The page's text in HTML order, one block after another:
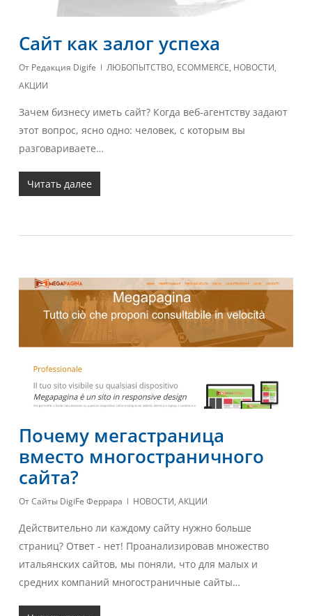
Сайт как залог успеха
От Редакция Digife ЛЮБОПЫТСТВО, ECOMMERCE, НОВОСТИ,
АКЦИИ
Зачем бизнесу иметь сайт? Когда веб-агентству задают
этот вопрос, ясно одно: человек, с которым вы
разговариваете…
Читать далее
Почему мегастраница
вместо многостраничного
сайта?
ОтСайты DigiFe Феррара НОВОСТИ, АКЦИИ
Действительно ли каждому сайту нужно больше
страниц? Ответ - нет! Проанализировав множество
итальянских сайтов, мы поняли, что для малых и
средних компаний многостраничные сайты…